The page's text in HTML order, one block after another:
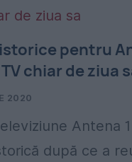
pentru
chiar de ziua
2020
Antena
după ce a